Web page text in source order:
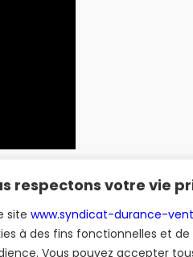
respectons votre vie
site www.syndicat-durance-
à des fins fonctionnelles et de
Vous pouvez accepter